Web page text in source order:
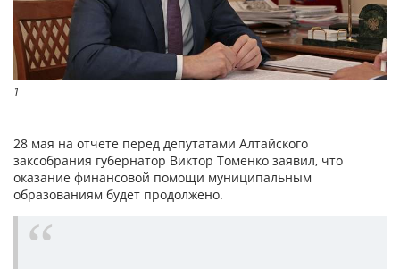
1
28 мая на отчете перед депутатами Алтайского
заксобрания губернатор Виктор Томенко заявил, что
оказание финансовой помощи муниципальным
образованиям будет продолжено.